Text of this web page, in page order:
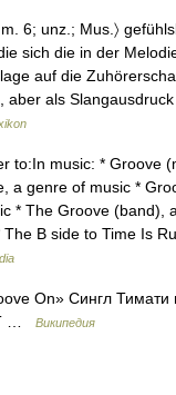
6; unz.; Mus.〉
sich die in der
auf die
aber als
to:In music: * Groove
a genre of music *
* The Groove (band),
B side to Time Is
On» Сингл Тимати
…
Википедия